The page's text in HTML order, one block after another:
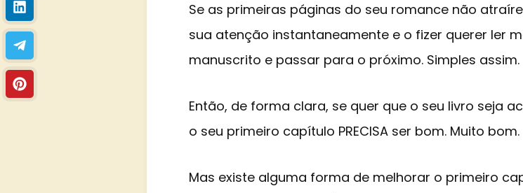
Se as primeiras páginas do seu romance não
sua atenção instantaneamente e o fizer querer ler
manuscrito e passar para o próximo. Simples assim.
Então, de forma clara, se quer que o seu livro seja
o seu primeiro capítulo PRECISA ser bom. Muito bom.
Mas existe alguma forma de melhorar o primeiro